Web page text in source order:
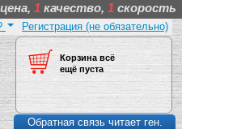
цена, 1 качество, 1 скорость
Регистрация (не обязательно)
Корзина всё
ещё пуста
Обратная связь читает ген.